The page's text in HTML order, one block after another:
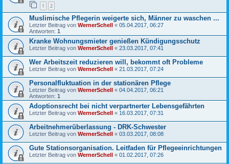
1 2
Muslimische Pflegerin weigerte sich, Männer zu waschen ...
Letzter Beitrag von WernerSchell « 05.04.2017, 06:27
Antworten: 1
Kranke Wohnungsmieter genießen Kündigungsschutz
Letzter Beitrag von WernerSchell « 23.03.2017, 07:41
Wer Arbeitszeit reduzieren will, bekommt oft Probleme
Letzter Beitrag von WernerSchell « 21.03.2017, 07:24
Personalfluktuation in der stationären Pflege
Letzter Beitrag von WernerSchell « 04.04.2017, 06:21
Antworten: 1
Adoptionsrecht bei nicht verpartnerter Lebensgefährten
Letzter Beitrag von WernerSchell « 16.03.2017, 07:31
Arbeitnehmerüberlassung - DRK-Schwester
Letzter Beitrag von WernerSchell « 03.03.2017, 08:08
Gute Stationsorganisation. Leitfaden für Pflegeeinrichtungen
Letzter Beitrag von WernerSchell « 01.02.2017, 07:26